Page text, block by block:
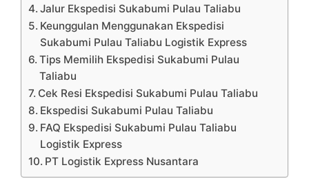
Jalur Ekspedisi Sukabumi Pulau Taliabu
Keunggulan Menggunakan Ekspedisi
Sukabumi Pulau Taliabu Logistik Express
Tips Memilih Ekspedisi Sukabumi Pulau
Taliabu
Cek Resi Ekspedisi Sukabumi Pulau Taliabu
Ekspedisi Sukabumi Pulau Taliabu
FAQ Ekspedisi Sukabumi Pulau Taliabu
Logistik Express
PT Logistik Express Nusantara